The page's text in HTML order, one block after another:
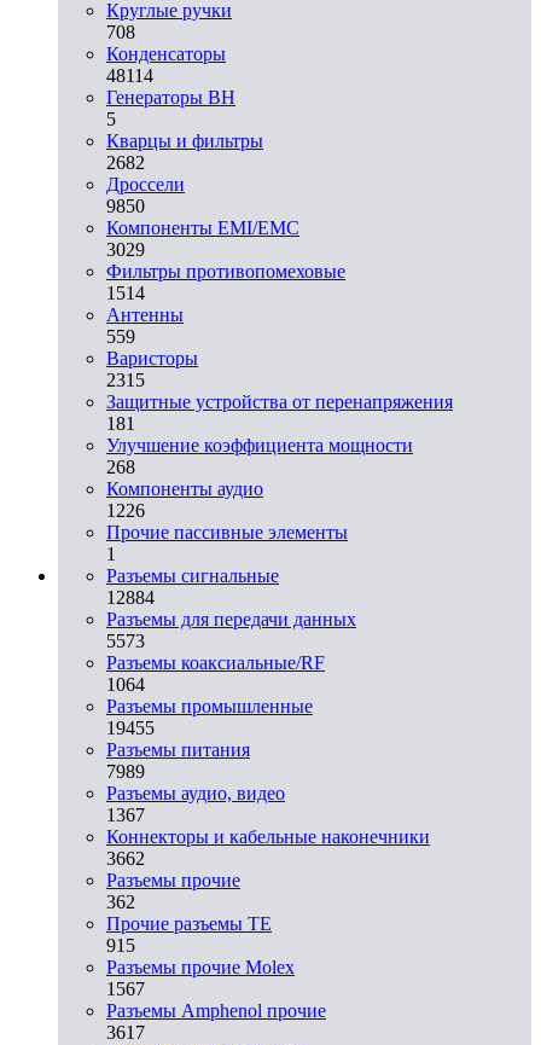
Круглые ручки
708
Конденсаторы
48114
Генераторы ВН
5
Кварцы и фильтры
2682
Дроссели
9850
Компоненты EMI/EMC
3029
Фильтры противопомеховые
1514
Антенны
559
Варисторы
2315
Защитные устройства от перенапряжения
181
Улучшение коэффициента мощности
268
Компоненты аудио
1226
Прочие пассивные элементы
1
Разъeмы сигнальные
12884
Разъeмы для передачи данных
5573
Разъeмы коаксиальные/RF
1064
Разъeмы промышленные
19455
Разъeмы питания
7989
Разъeмы аудио, видео
1367
Коннекторы и кабельные наконечники
3662
Разъeмы прочие
362
Прочие разъемы TE
915
Разъемы прочие Molex
1567
Разъемы Amphenol прочие
3617